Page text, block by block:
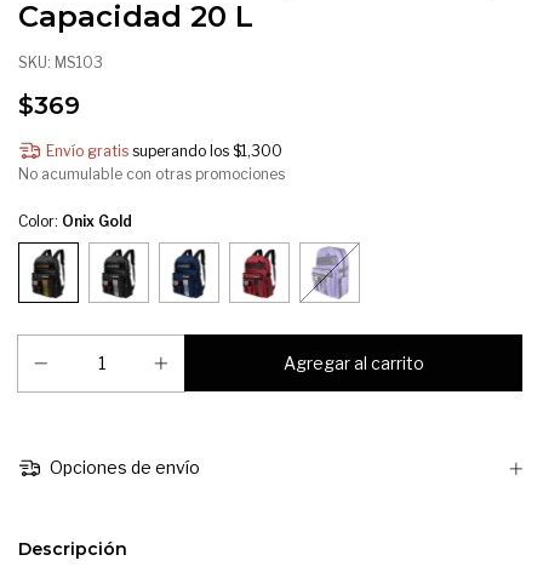
Capacidad 20 L
SKU: MS103
$369
Envío gratis superando los $1,300
No acumulable con otras promociones
Color: Onix Gold
Opciones de envío
Descripción